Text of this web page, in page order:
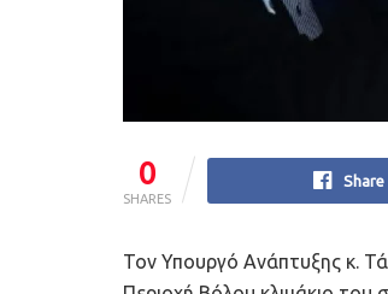
0
SHARES
Share
Τον Υπουργό Ανάπτυξης κ.